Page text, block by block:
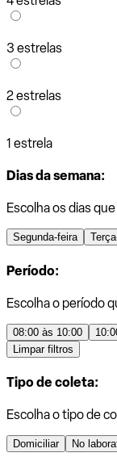
3 estrelas
2 estrelas
1 estrela
Dias da semana:
Escolha os dias
Segunda-feira
Período:
Escolha o período
08:00 às 10:00
Limpar filtros
Tipo de coleta:
Escolha o tipo de
Domiciliar No